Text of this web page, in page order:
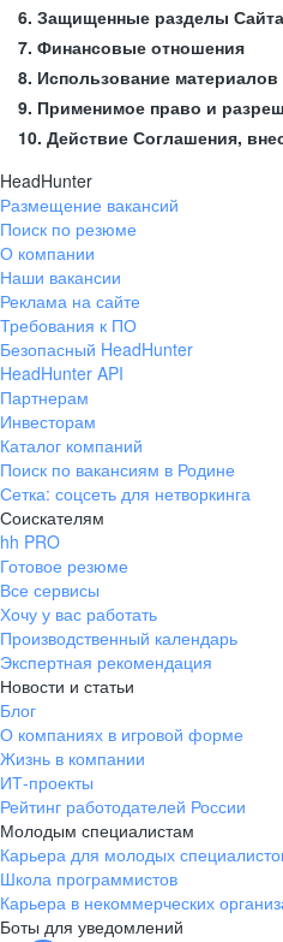
6. Защищенные разделы
7. Финансовые отношения
8. Использование материалов
9. Применимое право и
10. Действие Соглашения,
HeadHunter
Размещение вакансий
Поиск по резюме
О компании
Наши вакансии
Реклама на сайте
Требования к ПО
Безопасный HeadHunter
HeadHunter API
Партнерам
Инвесторам
Каталог компаний
Поиск по вакансиям в Родине
Сетка: соцсеть для нетворкинга
Соискателям
hh PRO
Готовое резюме
Все сервисы
Хочу у вас работать
Производственный календарь
Экспертная рекомендация
Новости и статьи
Блог
О компаниях в игровой форме
Жизнь в компании
ИТ-проекты
Рейтинг работодателей России
Молодым специалистам
Карьера для молодых
Школа программистов
Карьера в некоммерческих
Боты для уведомлений